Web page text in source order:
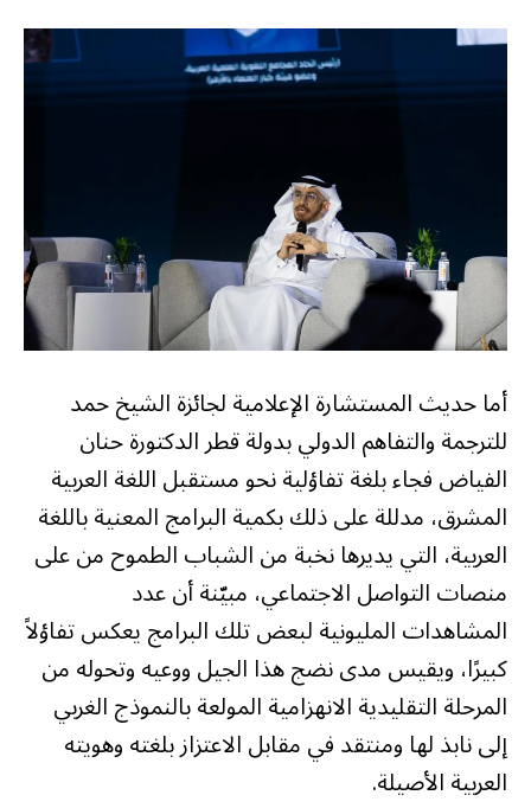
أما حديث المستشارة الإعلامية لجائزة الشيخ حمد
للترجمة والتفاهم الدولي بدولة قطر الدكتورة حنان
الفياض فجاء بلغة تفاؤلية نحو مستقبل اللغة العربية
المشرق، مدللة على ذلك بكمية البرامج المعنية باللغة
العربية، التي يديرها نخبة من الشباب الطموح من على
منصات التواصل الاجتماعي، مبيّنة أن عدد
المشاهدات المليونية لبعض تلك البرامج يعكس تفاؤلاً
كبيرًا، ويقيس مدى نضج هذا الجيل ووعيه وتحوله من
المرحلة التقليدية الانهزامية المولعة بالنموذج الغربي
إلى نابذ لها ومنتقد في مقابل الاعتزاز بلغته وهويته
العربية الأصيلة.